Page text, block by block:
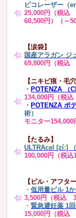
ピコレーザー（
25,000円（税込
60,500円）（～
【涙袋】
国産アラガン ジ
69,800円（税込
【ニキビ痕・毛穴
・ POTENZA （
134,000円（税
・ POTENZA ポ
術）
モニター
【たるみ】
ULTRAcel [zíː]
100,000円（税込
【ピル・アフタ
・低用量ピル 1
3,500円（税込
・緊急避妊薬 1
15,000円（税込